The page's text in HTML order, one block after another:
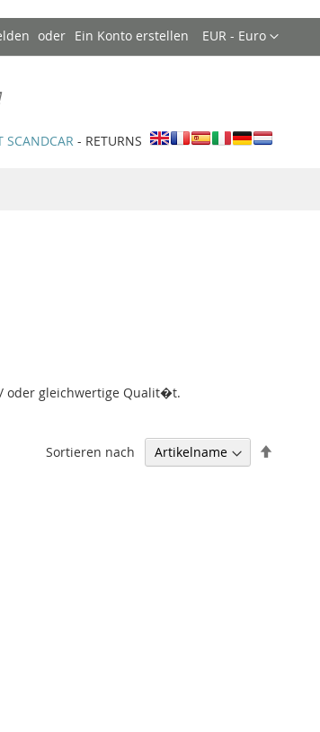
Währung
EUR - Euro
Ein Konto erstellen
SCANDCAR - RETURNS
/ oder gleichwertige Qualit�t.
Sortieren nach